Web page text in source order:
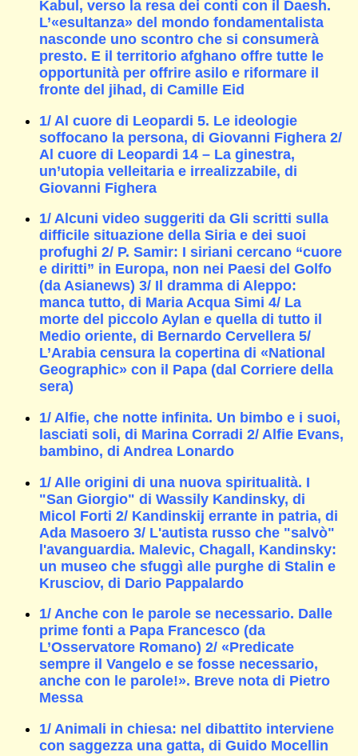
Kabul, verso la resa dei conti con il Daesh.
L’«esultanza» del mondo fondamentalista
nasconde uno scontro che si consumerà
presto. E il territorio afghano offre tutte le
opportunità per offrire asilo e riformare il
fronte del jihad, di Camille Eid
1/ Al cuore di Leopardi 5. Le ideologie
soffocano la persona, di Giovanni Fighera 2/
Al cuore di Leopardi 14 – La ginestra,
un’utopia velleitaria e irrealizzabile, di
Giovanni Fighera
1/ Alcuni video suggeriti da Gli scritti sulla
difficile situazione della Siria e dei suoi
profughi 2/ P. Samir: I siriani cercano “cuore
e diritti” in Europa, non nei Paesi del Golfo
(da Asianews) 3/ Il dramma di Aleppo:
manca tutto, di Maria Acqua Simi 4/ La
morte del piccolo Aylan e quella di tutto il
Medio oriente, di Bernardo Cervellera 5/
L’Arabia censura la copertina di «National
Geographic» con il Papa (dal Corriere della
sera)
1/ Alfie, che notte infinita. Un bimbo e i suoi,
lasciati soli, di Marina Corradi 2/ Alfie Evans,
bambino, di Andrea Lonardo
1/ Alle origini di una nuova spiritualità. I
"San Giorgio" di Wassily Kandinsky, di
Micol Forti 2/ Kandinskij errante in patria, di
Ada Masoero 3/ L'autista russo che "salvò"
l'avanguardia. Malevic, Chagall, Kandinsky:
un museo che sfuggì alle purghe di Stalin e
Krusciov, di Dario Pappalardo
1/ Anche con le parole se necessario. Dalle
prime fonti a Papa Francesco (da
L’Osservatore Romano) 2/ «Predicate
sempre il Vangelo e se fosse necessario,
anche con le parole!». Breve nota di Pietro
Messa
1/ Animali in chiesa: nel dibattito interviene
con saggezza una gatta, di Guido Mocellin